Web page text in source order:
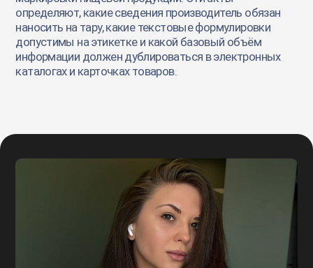
определяют, какие сведения производитель обязан
наносить на тару, какие текстовые формулировки
допустимы на этикетке и какой базовый объём
информации должен дублироваться в электронных
каталогах и карточках товаров.